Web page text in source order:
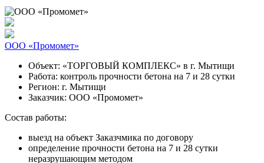
ООО «Промомет»
Объект: «ТОРГОВЫЙ КОМПЛЕКС» в г. Мытищи
Работа: контроль прочности бетона на 7 и 28 сутки
Регион: г. Мытищи
Заказчик: ООО «Промомет»
Состав работы:
выезд на объект Заказчмика по договору
определение прочности бетона на 7 и 28 сутки
неразрушающим методом